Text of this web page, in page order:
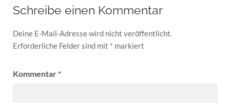
Schreibe einen Kommentar
Deine E-Mail-Adresse wird nicht veröffentlicht.
Erforderliche Felder sind mit * markiert
Kommentar*